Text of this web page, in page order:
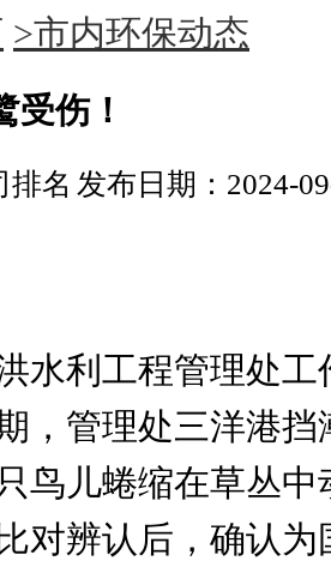
>市内环保动态
受伤！
排名 发布日期：2024-
水利工程管理处
，管理处三洋港
鸟儿蜷缩在草丛
对辨认后，确认